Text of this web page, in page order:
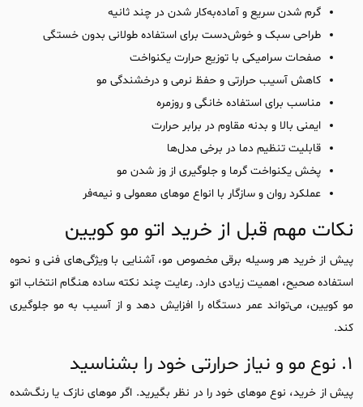
گرم شدن سریع و آماده‌به‌کار شدن در چند ثانیه
طراحی سبک و خوش‌دست برای استفاده طولانی بدون خستگی
صفحات سرامیکی با توزیع حرارت یکنواخت
کاهش آسیب حرارتی و حفظ نرمی و درخشندگی مو
مناسب برای استفاده خانگی و روزمره
ایمنی بالا و بدنه مقاوم در برابر حرارت
قابلیت تنظیم دما در برخی مدل‌ها
پخش یکنواخت گرما و جلوگیری از وز شدن مو
عملکرد روان و سازگار با انواع موهای معمولی و نیمه‌فر
نکات مهم قبل از خرید اتو مو کویین
پیش از خرید هر وسیله برقی مخصوص مو، آشنایی با ویژگی‌های فنی و نحوه
استفاده صحیح، اهمیت زیادی دارد. رعایت چند نکته ساده هنگام انتخاب اتو
مو کویین، می‌تواند عمر دستگاه را افزایش دهد و از آسیب به مو جلوگیری
کند.
۱. نوع مو و نیاز حرارتی خود را بشناسید
پیش از خرید، نوع موهای خود را در نظر بگیرید. اگر موهای نازک یا رنگ‌شده